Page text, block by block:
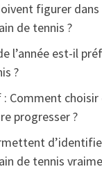
figurer dans
de tennis ?
l’année est-il
?
Comment choisir
progresser ?
de tennis